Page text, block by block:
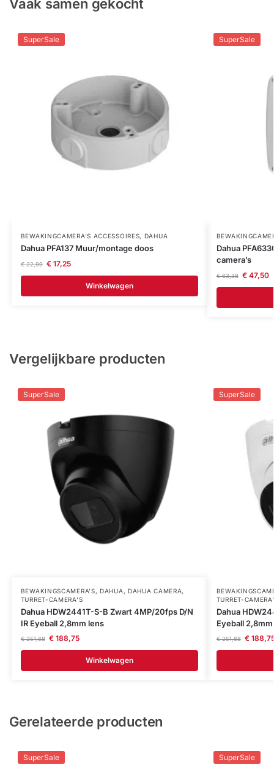
Vaak samen gekocht
SuperSale
BEWAKINGCAMERA'S ACCESSOIRES, DAHUA
Dahua PFA137 Muur/montage doos
€22,99 €17,25
Winkelwagen
SuperSale
Dahua
camera’s
€63,38 €47,50
Vergelijkbare producten
SuperSale
BEWAKINGSCAMERA'S,DAHUA , DAHUA CAMERA,
TURRET-CAMERA'S
Dahua HDW2441T-S-B Zwart 4MP/20fps D/N
IR Eyeball 2,8mm lens
€251,68 €188,75
Winkelwagen
SuperSale
TURRET-
Dahua
Eyeball
€251,68 €
Gerelateerde producten
SuperSale SuperSale